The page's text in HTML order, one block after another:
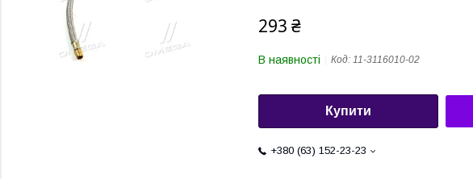
293 ₴
В наявності Код: 11-3116010-02
Купити
+380 (63) 152-23-23